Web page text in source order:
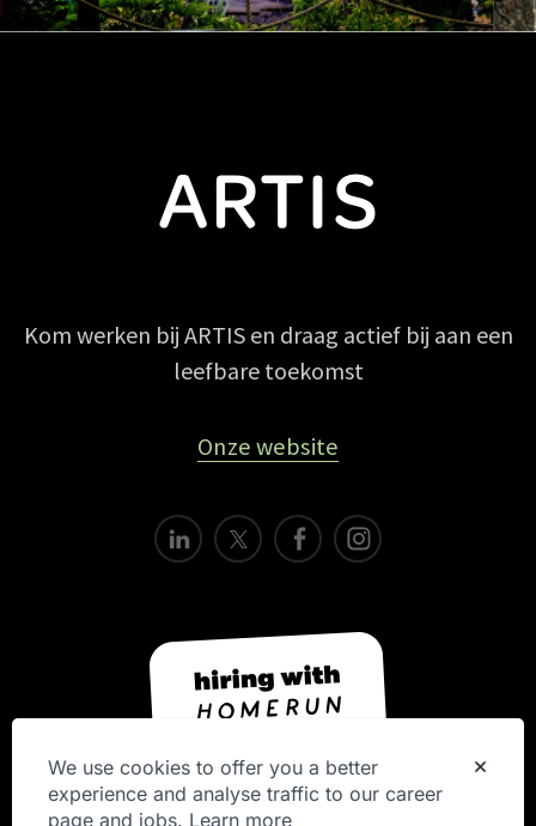
Kom werken bij ARTIS en draag actief bij aan een
leefbare toekomst
Onze website
We use cookies to offer you a better
experience and analyse traffic to our career
page and jobs. Learn more